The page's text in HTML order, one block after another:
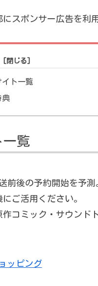
スポンサー広告を利
イト一覧
典
一覧
前後の予約開始を予
ご活用ください。
コミック・サウンド
ッピング